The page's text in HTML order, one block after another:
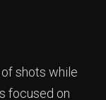
shots while
focused on